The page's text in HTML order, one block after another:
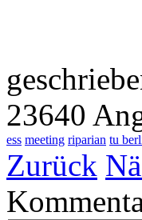
23640
ess meeting riparian tu
Zurück